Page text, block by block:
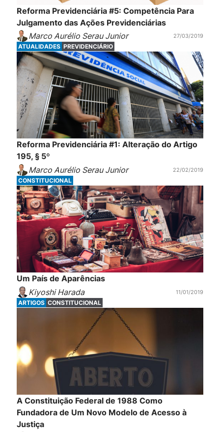
Reforma Previdenciária #5: Competência Para
Julgamento das Ações Previdenciárias
Marco Aurélio Serau Junior
27/03/2019
ATUALIDADES PREVIDENCIÁRIO
Reforma Previdenciária #1: Alteração do Artigo
195, § 5º
Marco Aurélio Serau Junior
22/02/2019
CONSTITUCIONAL
Um País de Aparências
Kiyoshi Harada
11/01/2019
ARTIGOS CONSTITUCIONAL
A Constituição Federal de 1988 Como
Fundadora de Um Novo Modelo de Acesso à
Justiça